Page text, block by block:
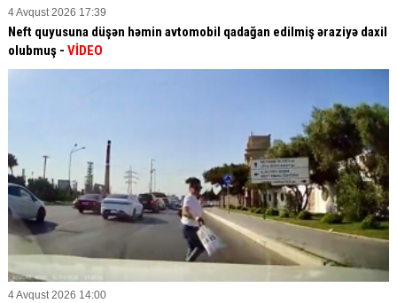
4 Avqust 2026 17:39
Neft quyusuna düşən həmin avtomobil qadağan edilmiş əraziyə daxil
olubmuş - VİDEO
4 Avqust 2026 14:00